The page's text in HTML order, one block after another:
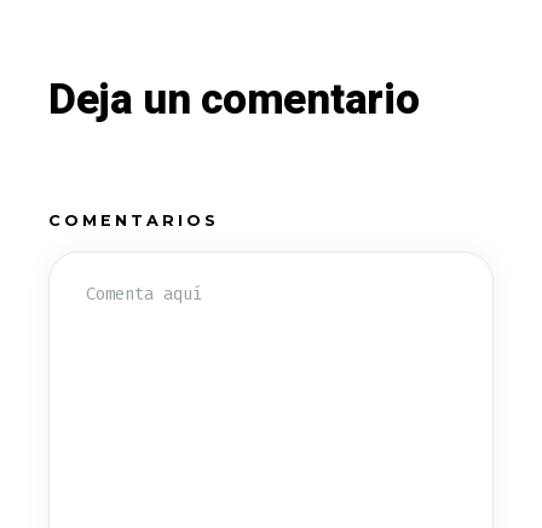
Deja un comentario
COMENTARIOS